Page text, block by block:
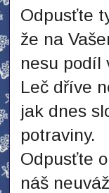
Odpusťte
že na
nesu podíl
Leč dříve
jak dnes
potraviny.
Odpusťte
náš